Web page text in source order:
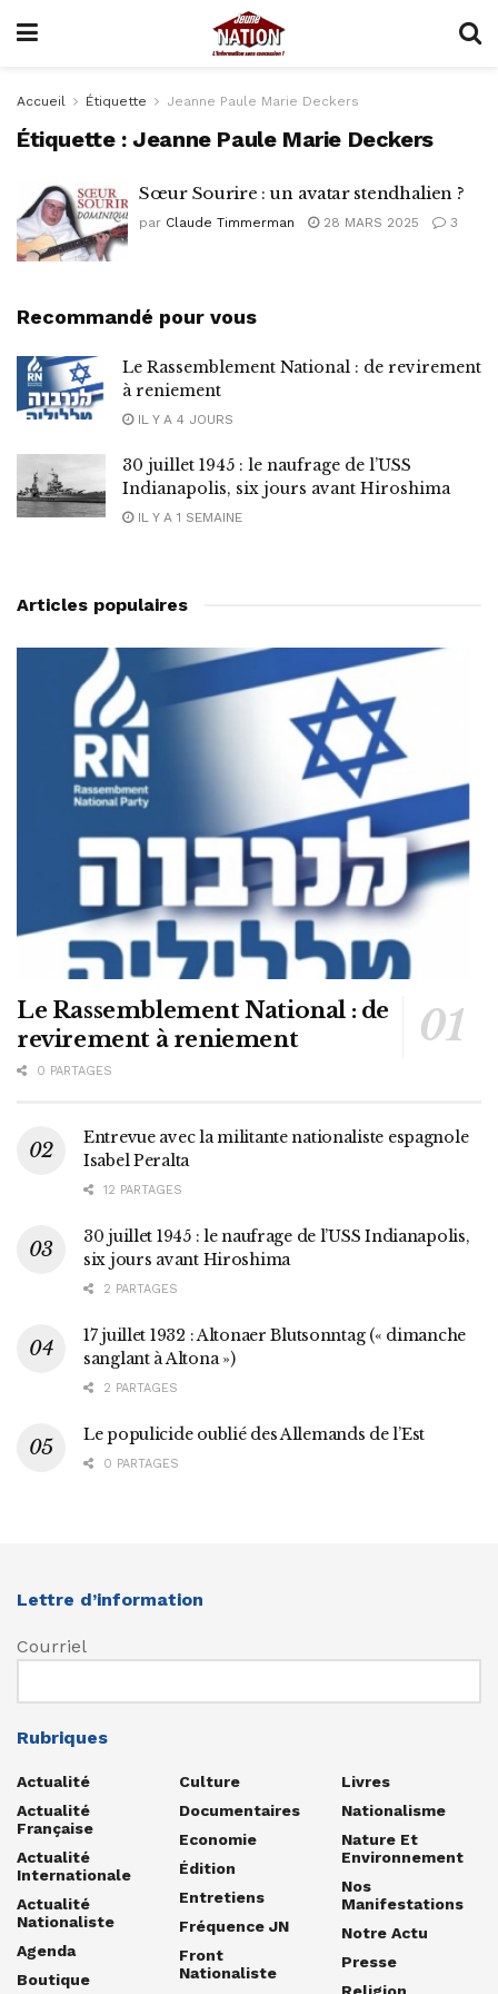
Accueil Étiquette Jeanne Paule Marie Deckers
Étiquette : Jeanne Paule Marie Deckers
Sœur Sourire : un avatar stendhalien ?
par Claude Timmerman 28 MARS 2025 3
Recommandé pour vous
Le Rassemblement National : de revirement
à reniement
IL Y A 4 JOURS
30 juillet 1945 : le naufrage de l’USS
Indianapolis, six jours avant Hiroshima
IL Y A 1 SEMAINE
Articles populaires
Le Rassemblement National : de
revirement à reniement
0 PARTAGES
Entrevue avec la militante nationaliste espagnole
Isabel Peralta
12 PARTAGES
30 juillet 1945 : le naufrage de l’USS Indianapolis,
six jours avant Hiroshima
2 PARTAGES
17 juillet 1932 : Altonaer Blutsonntag (« dimanche
sanglant à Altona »)
2 PARTAGES
Le populicide oublié des Allemands de l’Est
0 PARTAGES
Lettre d’information
Courriel
Rubriques
Actualité
Actualité
Française
Actualité
Internationale
Actualité
Nationaliste
Agenda
Boutique
Culture
Documentaires
Economie
Édition
Entretiens
Fréquence JN
Front
Nationaliste
Livres
Nationalisme
Nature Et
Environnement
Nos
Manifestations
Notre Actu
Presse